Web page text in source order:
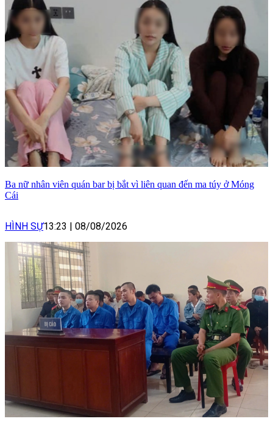
Ba nữ nhân viên quán bar bị bắt vì liên quan đến ma túy ở Móng
Cái
HÌNH SỰ13:23 08/08/2026